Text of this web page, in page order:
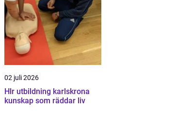
02 juli 2026
Hlr utbildning karlskrona
kunskap som räddar liv